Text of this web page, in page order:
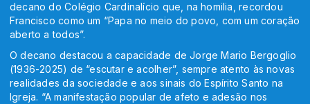
decano do Colégio Cardinalício que, na homilia, recordou
Francisco como um “Papa no meio do povo, com um coração
aberto a todos”.
O decano destacou a capacidade de Jorge Mario Bergoglio
(1936-2025) de “escutar e acolher”, sempre atento às novas
realidades da sociedade e aos sinais do Espírito Santo na
Igreja. “A manifestação popular de afeto e adesão nos